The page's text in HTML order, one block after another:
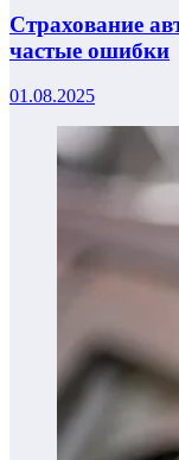
Страхование
частые ошибки
01.08.2025